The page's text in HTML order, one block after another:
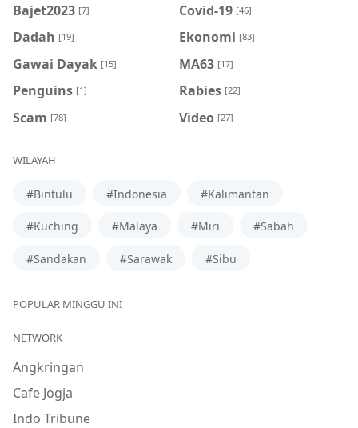
Bajet2023 [7] Covid-19 [46]
Dadah [19] Ekonomi [83]
Gawai Dayak [15] MA63 [17]
Penguins [1] Rabies [22]
Scam [78] Video [27]
WILAYAH
#Bintulu #Indonesia #Kalimantan
#Kuching #Malaya #Miri #Sabah
#Sandakan #Sarawak #Sibu
POPULAR MINGGU INI
NETWORK
Angkringan
Cafe Jogja
Indo Tribune